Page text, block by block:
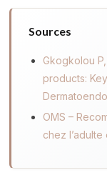
Sources
Gkogkolou
products:
OMS –
chez l’adulte